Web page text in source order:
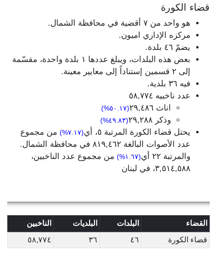
قضاء الكورة
هو واحد من ٧ أقضية في محافظة الشمال.
مركزه الإداري اميون.
يضمّ ٤٦ بلدة.
بعض هذه البلدات، ويبلغ عددها ١ بلدة واحدة، مقسّمة
إلى ٢ قسمين إستناداً إلى معايير معينة.
فيه ٣٦ بلدية.
عدد ناخبيه ٥٨,٧٧٤
اناث ٢٩,٤٨٦
(٥٠.١٧%)
وذكر ٢٩,٢٨٨ (٤٩.٨٣%)
يحتل قضاء الكورة المرتبة ٥، أي (٧.١٧%)
من مجموع
عدد الأصوات البالغة ٨١٩,٤٦٢ في محافظة الشمال.
والمرتبة ٢٢ أي
(١.٦٧%)
من مجموع عدد الناخبين،
٣,٥١٤,٥٨٨، في لبنان
القضاء البلدات البلديات
الناخبين
قضاء الكورة
٤٦ ٣٦ ٥٨,٧٧٤